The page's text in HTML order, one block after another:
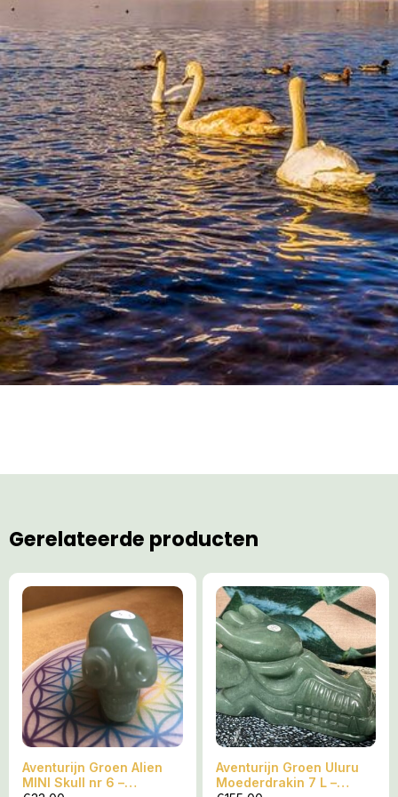
Gerelateerde producten
Aventurijn Groen Alien
MINI Skull nr 6 –
Aventurijn Groen Uluru
Moederdrakin 7 L –